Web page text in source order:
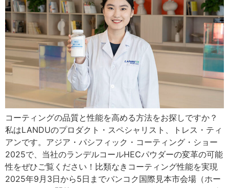
コーティングの品質と性能を高める方法をお探しですか？
私はLANDUのプロダクト・スペシャリスト、トレス・ティ
アンです。アジア・パシフィック・コーティング・ショー
2025で、当社のランデルコールHECパウダーの変革の可能
性をぜひご覧ください！比類なきコーティング性能を実現
2025年9月3日から5日までバンコク国際見本市会場（ホー